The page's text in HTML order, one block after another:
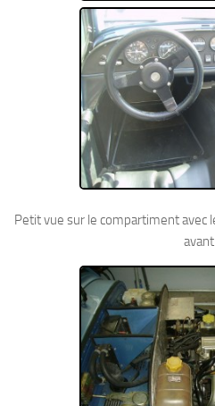
Petit vue sur le compartiment avec
avant.